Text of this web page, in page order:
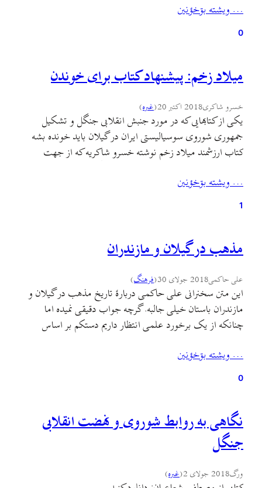
… ويشته بۊخؤنين
0
میلاد زخم: پیشنهاد کتاب برای خوندن
خسرو شاکری2018 اکتبر 20 (غىره)
یکی از کتابهایی که در مورد جنبش انقلابی جنگل و تشکیل
جمهوری شوروی سوسیالیستی ایران در گیلان باید خونده بشه
کتاب ارزشمند میلاد زخم نوشته خسرو شاکریه که از جهت
پژوهشگر در این زمینه یک نمونه بی مثاله. این پژوهش ضمن
نگاه انتقادیش…
… ويشته بۊخؤنين
1
مذهب در گیلان و مازندران
علی حاکمی2018 جولای 30 (فرهنگ)
این متن سخنرانی علی حاکمی دربارهٔ تاریخ مذهب در گیلان و
مازندران باستان خیلی جالبه. گرچه جواب دقیقی نمیده اما
چنانکه از یک برخورد علمی انتظار داریم دستکم بر اساس
از گذشته اعتقادی و فرهنگی جامعهٔ خودمون داشته باشیم. این
متن رو از اینجا بگیرین…
… ويشته بۊخؤنين
0
نگاهی به روابط شوروی و نهضت انقلابی
جنگل
ورگ2018 جولای 2 (غىره)